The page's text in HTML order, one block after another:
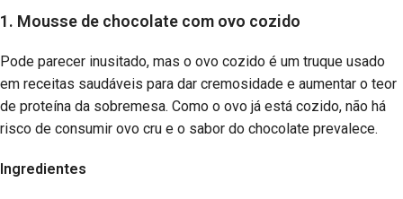
1. Mousse de chocolate com ovo cozido
Pode parecer inusitado, mas o ovo cozido é um truque usado
em receitas saudáveis para dar cremosidade e aumentar o teor
de proteína da sobremesa. Como o ovo já está cozido, não há
risco de consumir ovo cru e o sabor do chocolate prevalece.
Ingredientes